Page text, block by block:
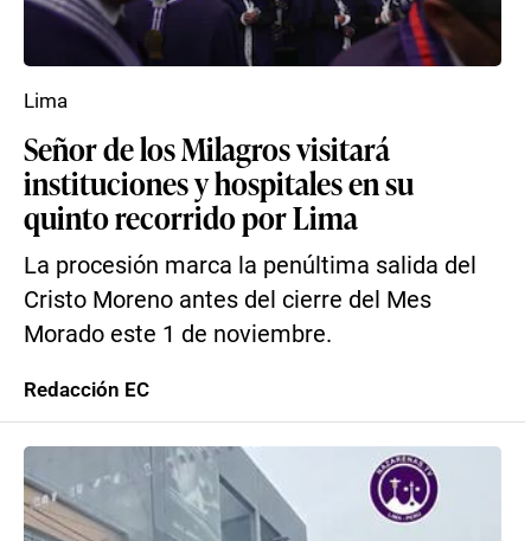
Señor de los Milagros visitará
instituciones y hospitales en su
quinto recorrido por Lima
La procesión marca la penúltima salida del
Cristo Moreno antes del cierre del Mes
Morado este 1 de noviembre.
Lima
Redacción EC